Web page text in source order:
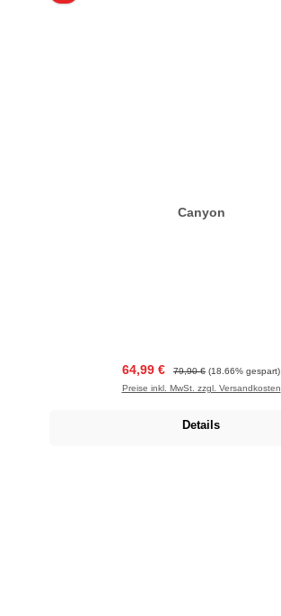
Canyon
Verkaufspreis:
64,99 € Regulärer Preis:
79,90 € (18.66% gespart)
Preise inkl. MwSt. zzgl. Versandkosten
Details